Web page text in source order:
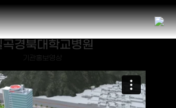
곡경북대학교병원
기관홍보영상